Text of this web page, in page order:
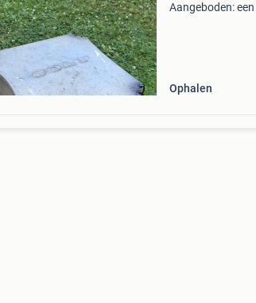
Aangeboden:
Ophalen